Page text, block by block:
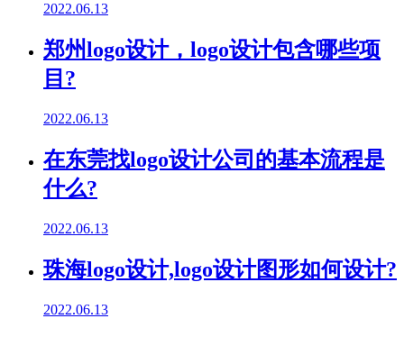
2022.06.13
郑州logo设计，logo设计包含哪些项
目?
2022.06.13
在东莞找logo设计公司的基本流程是
什么?
2022.06.13
珠海logo设计,logo设计图形如何设计?
2022.06.13